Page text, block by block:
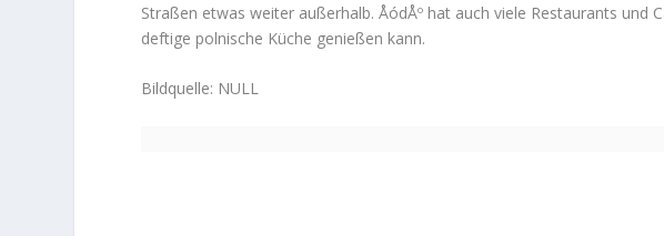
Straßen etwas weiter außerhalb. ÅódÅº hat auch viele Restaurants
deftige polnische Küche genießen kann.
Bildquelle: NULL